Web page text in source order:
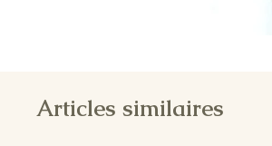
Articles similaires